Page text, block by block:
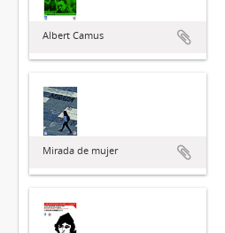
Albert Camus
Mirada de mujer